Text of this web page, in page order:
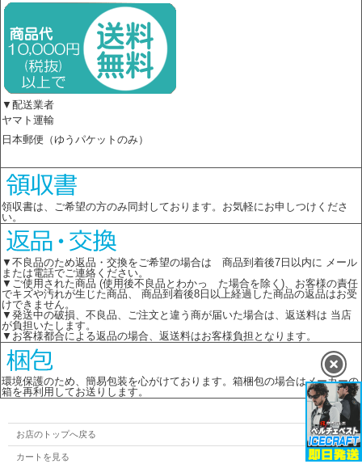
▼配送業者
ヤマト運輸
日本郵便（ゆうパケットのみ）
領収書は、ご希望の方のみ同封しております。お気軽にお申しつけくださ
い。
▼不良品のため返品・交換をご希望の場合は 商品到着後7日以内に メール
または電話でご連絡ください。
▼ご使用された商品 (使用後不良品とわかっ た場合を除く)、お客様の責任
でキズや汚れが生じた商品、 商品到着後8日以上経過した商品の返品はお受
けできません。
▼発送中の破損、不良品、ご注文と違う商が届いた場合は、返送料は 当店
が負担いたします。
▼お客様都合による返品の場合、返送料はお客様負担となります。
環境保護のため、簡易包装を心がけております。箱梱包の場合はメーカーの
箱を再利用してお送りします。
お店のトップへ戻る
カートを見る